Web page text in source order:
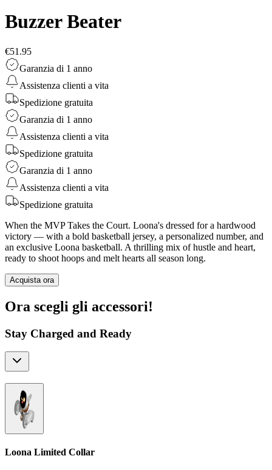
Buzzer Beater
€51.95
Garanzia di 1 anno
Assistenza clienti a vita
Spedizione gratuita
Garanzia di 1 anno
Assistenza clienti a vita
Spedizione gratuita
Garanzia di 1 anno
Assistenza clienti a vita
Spedizione gratuita
When the MVP Takes the Court. Loona's dressed for a hardwood
victory — with a bold basketball jersey, a personalized number, and
an exclusive Loona basketball. A thrilling mix of hustle and heart,
ready to shoot hoops and melt hearts all season long.
Acquista ora
Ora scegli gli accessori!
Stay Charged and Ready
Loona Limited Collar